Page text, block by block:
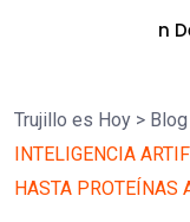
10
Trujillo es Hoy > Blog
INTELIGENCIA
HASTA PROTEÍNAS